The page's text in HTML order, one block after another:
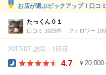
お店が選ぶピックアップ！口コミ
たっくん０１
口コミ 1025件 フォロワー
2017/07 訪問 1回目
4.7 ￥